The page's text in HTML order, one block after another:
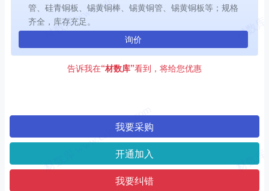
管、硅青铜板、锡黄铜棒、锡黄铜管、锡黄铜板等；规格
齐全，库存充足。
询价
告诉我在“材数库”看到，将给您优惠
我要采购
开通加入
我要纠错